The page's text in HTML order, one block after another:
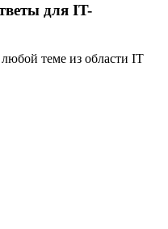
для IT-
теме из области IT